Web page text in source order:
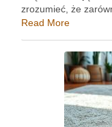
zrozumieć, że
znacząco wpłynąć
Read More